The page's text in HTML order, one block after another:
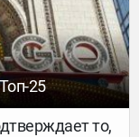
мирового
25
то,